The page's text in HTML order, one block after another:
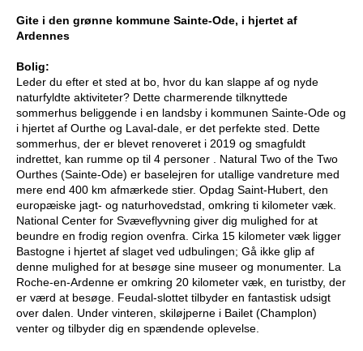
Gite i den grønne kommune Sainte-Ode, i hjertet af
Ardennes
Bolig:
Leder du efter et sted at bo, hvor du kan slappe af og nyde
naturfyldte aktiviteter? Dette charmerende tilknyttede
sommerhus beliggende i en landsby i kommunen Sainte-Ode og
i hjertet af Ourthe og Laval-dale, er det perfekte sted. Dette
sommerhus, der er blevet renoveret i 2019 og smagfuldt
indrettet, kan rumme op til 4 personer . Natural Two of the Two
Ourthes (Sainte-Ode) er baselejren for utallige vandreture med
mere end 400 km afmærkede stier. Opdag Saint-Hubert, den
europæiske jagt- og naturhovedstad, omkring ti kilometer væk.
National Center for Svæveflyvning giver dig mulighed for at
beundre en frodig region ovenfra. Cirka 15 kilometer væk ligger
Bastogne i hjertet af slaget ved udbulingen; Gå ikke glip af
denne mulighed for at besøge sine museer og monumenter. La
Roche-en-Ardenne er omkring 20 kilometer væk, en turistby, der
er værd at besøge. Feudal-slottet tilbyder en fantastisk udsigt
over dalen. Under vinteren, skiløjperne i Bailet (Champlon)
venter og tilbyder dig en spændende oplevelse.